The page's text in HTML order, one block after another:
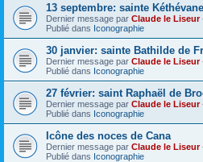
13 septembre: sainte
Dernier message par Claude le Liseur
Publié dans Iconographie
30 janvier: sainte Bathilde de
Dernier message par Claude le Liseur
Publié dans Iconographie
27 février: saint Raphaël de
Dernier message par Claude le Liseur
Publié dans Iconographie
Icône des noces de Cana
Dernier message par Claude le Liseur
Publié dans Iconographie